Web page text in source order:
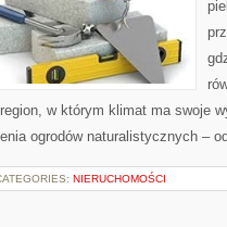
w którym klimat ma swoje
ogrodów naturalistycznych –
NIERUCHOMOŚCI